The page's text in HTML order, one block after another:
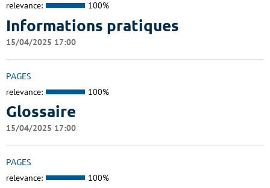
relevance: 100%
Informations pratiques
15/04/2025 17:00
PAGES
relevance: 100%
Glossaire
15/04/2025 17:00
PAGES
relevance: 100%